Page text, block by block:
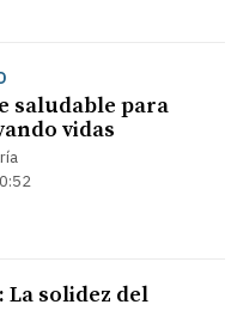
saludable para
vidas
La solidez del